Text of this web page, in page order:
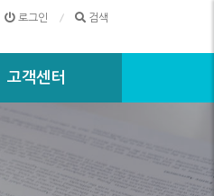
로그인 검색
고객센터